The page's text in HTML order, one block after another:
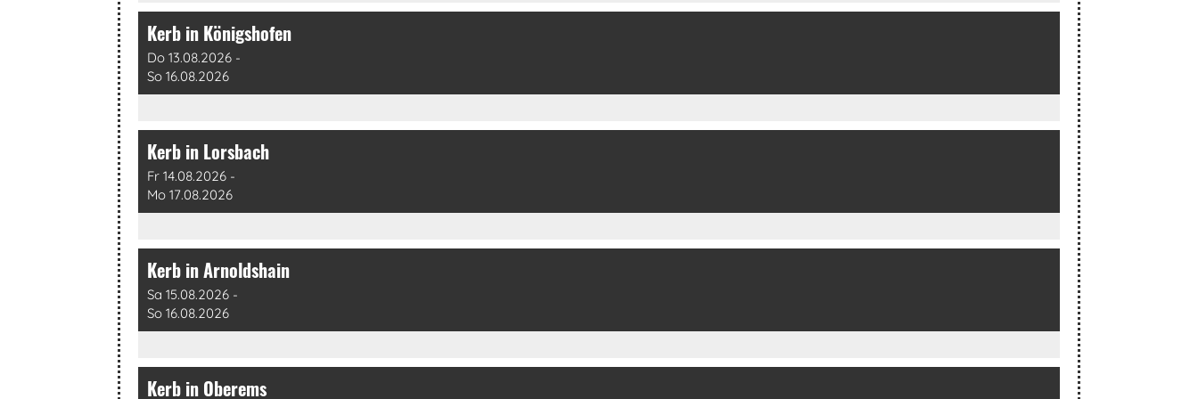
Kerb in Königshofen
Do 13.08.2026 -
So 16.08.2026
Kerb in Lorsbach
Fr 14.08.2026 -
Mo 17.08.2026
Kerb in Arnoldshain
Sa 15.08.2026 -
So 16.08.2026
Kerb in Oberems